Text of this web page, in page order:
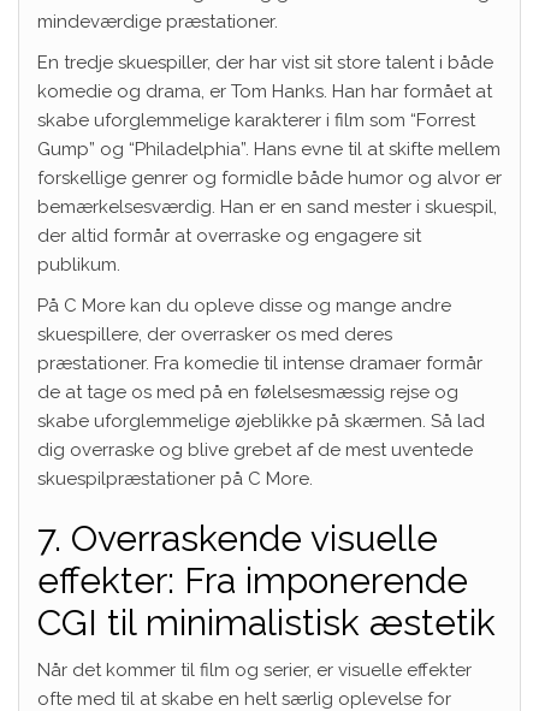
mindeværdige præstationer.
En tredje skuespiller, der har vist sit store talent i både
komedie og drama, er Tom Hanks. Han har formået at
skabe uforglemmelige karakterer i film som “Forrest
Gump” og “Philadelphia”. Hans evne til at skifte mellem
forskellige genrer og formidle både humor og alvor er
bemærkelsesværdig. Han er en sand mester i skuespil,
der altid formår at overraske og engagere sit
publikum.
På C More kan du opleve disse og mange andre
skuespillere, der overrasker os med deres
præstationer. Fra komedie til intense dramaer formår
de at tage os med på en følelsesmæssig rejse og
skabe uforglemmelige øjeblikke på skærmen. Så lad
dig overraske og blive grebet af de mest uventede
skuespilpræstationer på C More.
7. Overraskende visuelle
effekter: Fra imponerende
CGI til minimalistisk æstetik
Når det kommer til film og serier, er visuelle effekter
ofte med til at skabe en helt særlig oplevelse for